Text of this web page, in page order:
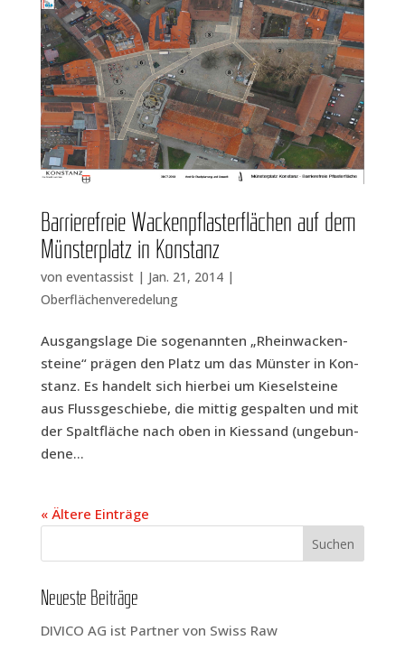
Bar­rie­re­freie Wacken­pflas­ter­flä­chen auf dem
Müns­ter­platz in Konstanz
von eventassist| Jan. 21, 2014|
Oberflächenveredelung
Aus­gangs­la­ge Die soge­nann­ten „Rhein­wa­cken­
stei­ne“ prä­gen den Platz um das Müns­ter in Kon­
stanz. Es han­delt sich hier­bei um Kie­sel­stei­ne
aus Fluss­ge­schie­be, die mit­tig gespal­ten und mit
der Spalt­flä­che nach oben in Kies­sand (unge­bun­
de­ne...
« Ältere Einträge
Neu­es­te Beiträge
DIVICO AG ist Part­ner von Swiss Raw